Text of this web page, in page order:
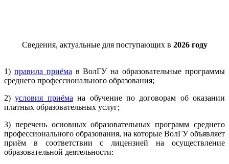
Сведения, актуальные для поступающих в 2026 году
1) правила приёма в ВолГУ на образовательные программы
среднего профессионального образования;
2)условия приёма на обучение по договорам об оказании
платных образовательных услуг;
3) перечень основных образовательных программ среднего
профессионального образования, на которые ВолГУ объявляет
приём в соответствии с лицензией на осуществление
образовательной деятельности: